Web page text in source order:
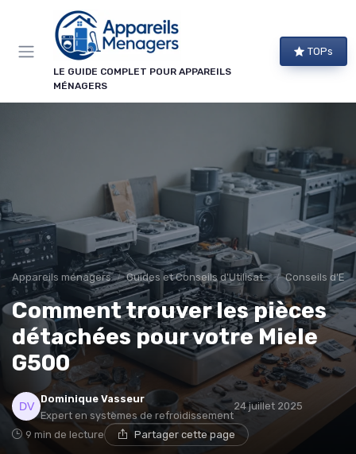
LE GUIDE COMPLET POUR APPAREILS
MÉNAGERS
TOPs
Appareils ménagers Guides et Conseils d'Utilisation Conseils
Comment trouver les pièces
détachées pour votre Miele
G500
Dominique Vasseur
Expert en systèmes de refroidissement
24 juillet 2025
9 min de lecture Partager cette page
→ Je m'abonne
* En m'inscrivant, j'accepte de recevoir la newsletter
d'Appareils Ménagers et les offres de ses partenaires.
Panneau de gestion des cookies